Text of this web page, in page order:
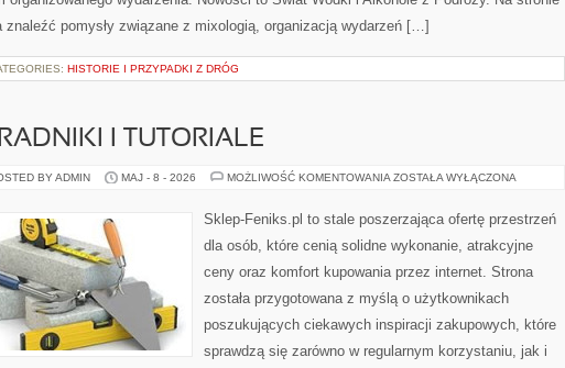
znaleźć pomysły związane z mixologią, organizacją wydarzeń […]
HISTORIE I PRZYPADKI Z DRÓG
I TUTORIALE
BY ADMIN MAJ - 8 - 2026 MOŻLIWOŚĆ KOMENTOWANIA PORADNIKI
ZOSTAŁA WYŁĄCZONA
Sklep-Feniks.pl to stale poszerzająca ofertę przestrzeń
dla osób, które cenią solidne wykonanie, atrakcyjne
ceny oraz komfort kupowania przez internet. Strona
została przygotowana z myślą o użytkownikach
poszukujących ciekawych inspiracji zakupowych, które
sprawdzą się zarówno w regularnym korzystaniu, jak i